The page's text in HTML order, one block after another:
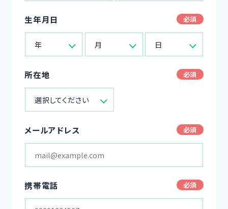
生年月日
年 月 日
所在地
選択してください
メールアドレス
携帯電話